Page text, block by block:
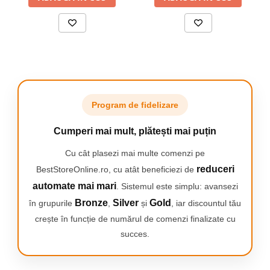
Instalare usoara
Datorita unui sistem simplu de asamblare, sacii nostri pot fi
Program de fidelizare
Cumperi mai mult, plătești mai puțin
Cu cât plasezi mai multe comenzi pe
BestStoreOnline.ro, cu atât beneficiezi de reduceri
automate mai mari. Sistemul este simplu: avansezi
în grupurile Bronze Silver și Gold
, iar discountul tău
crește în funcție de numărul de comenzi finalizate cu
succes.